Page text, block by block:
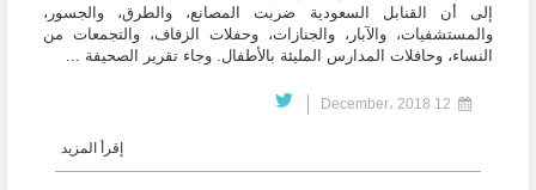
إلى أن القنابل السعودية ضربت المصانع، والطرق، والجسور،
والمستشفيات، والآبار، والجنازات، وحفلات الزفاف، والتجمعات من
النساء، وحافلات المدارس المليئة بالأطفال. وجاء تقرير الصحيفة ...
إقرأ المزيد